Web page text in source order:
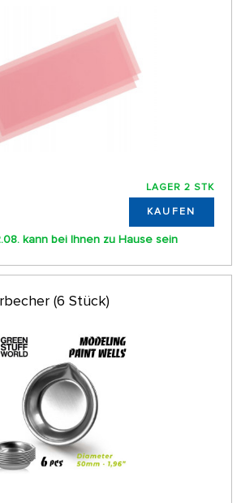
LAGER 2 STK
KAUFEN
kann bei Ihnen zu Hause sein
(6 Stück)